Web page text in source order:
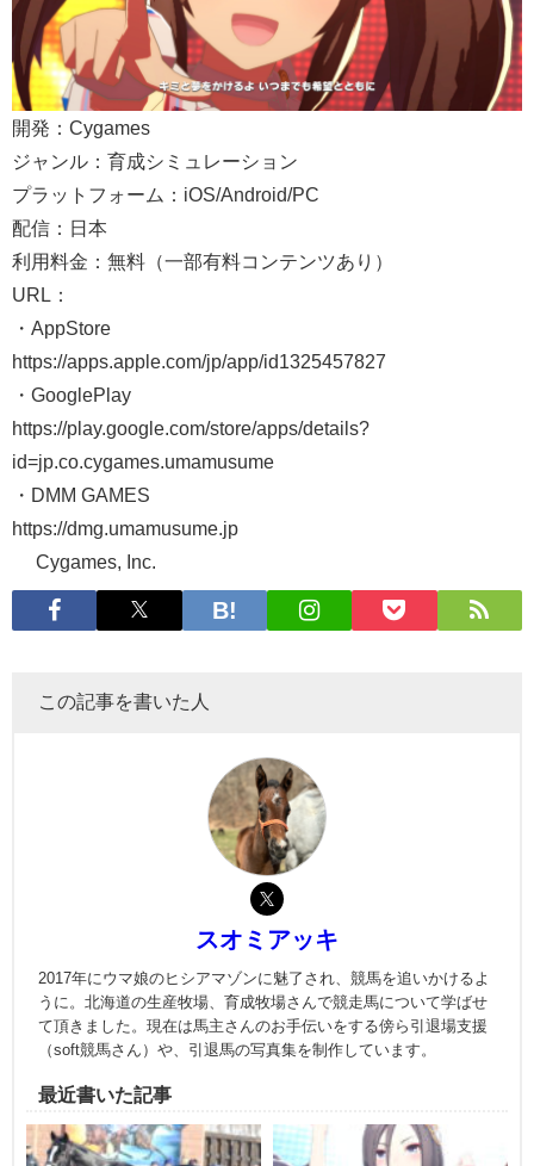
開発：Cygames
ジャンル：育成シミュレーション
プラットフォーム：iOS/Android/PC
配信：日本
利用料金：無料（一部有料コンテンツあり）
URL：
・AppStore
https://apps.apple.com/jp/app/id1325457827
・GooglePlay
https://play.google.com/store/apps/details?
id=jp.co.cygames.umamusume
・DMM GAMES
https://dmg.umamusume.jp
© Cygames, Inc.
この記事を書いた人
スオミアッキ
2017年にウマ娘のヒシアマゾンに魅了され、競馬を追いかけるよ
うに。北海道の生産牧場、育成牧場さんで競走馬について学ばせ
て頂きました。現在は馬主さんのお手伝いをする傍ら引退場支援
（soft競馬さん）や、引退馬の写真集を制作しています。
最近書いた記事